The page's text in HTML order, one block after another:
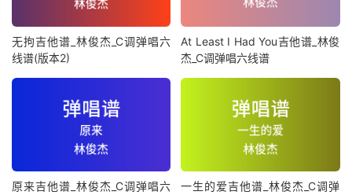
无拘吉他谱_林俊杰_C调弹唱六
线谱(版本2)
At Least I Had You吉他谱_林俊
杰_C调弹唱六线谱
原来吉他谱_林俊杰_C调弹唱六
一生的爱吉他谱_林俊杰_C调弹